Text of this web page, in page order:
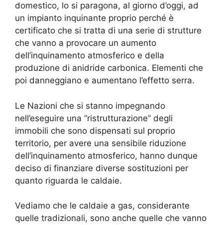
domestico, lo si paragona, al giorno d’oggi, ad
un impianto inquinante proprio perché è
certificato che si tratta di una serie di strutture
che vanno a provocare un aumento
dell’inquinamento atmosferico e della
produzione di anidride carbonica. Elementi che
poi danneggiano e aumentano l’effetto serra.
Le Nazioni che si stanno impegnando
nell’eseguire una “ristrutturazione” degli
immobili che sono dispensati sul proprio
territorio, per avere una sensibile riduzione
dell’inquinamento atmosferico, hanno dunque
deciso di finanziare diverse sostituzioni per
quanto riguarda le caldaie.
Vediamo che le caldaie a gas, considerante
quelle tradizionali, sono anche quelle che vanno